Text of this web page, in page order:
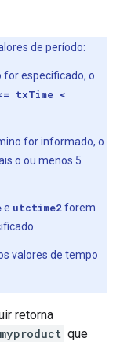
de período:
for especificado, o
txTime <
for informado, o
o ou menos 5
e utctime2forem
valores de tempo
retorna
myproduct que